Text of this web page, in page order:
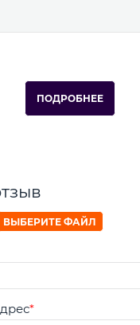
ПОДРОБНЕЕ
ВЫБЕРИТЕ ФАЙЛ